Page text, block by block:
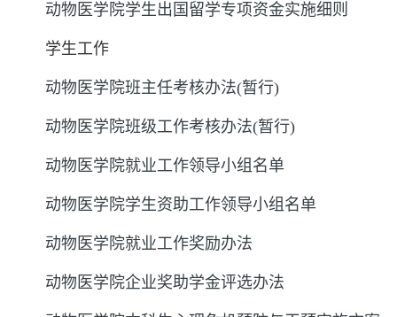
动物医学院学生出国留学专项资金实施细则
学生工作
动物医学院班主任考核办法(暂行)
动物医学院班级工作考核办法(暂行)
动物医学院就业工作领导小组名单
动物医学院学生资助工作领导小组名单
动物医学院就业工作奖励办法
动物医学院企业奖助学金评选办法